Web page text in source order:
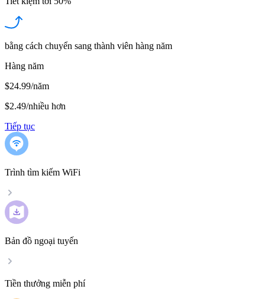
bằng cách chuyển sang thành viên hàng năm
Hàng năm
$24.99/năm
$2.49/nhiều hơn
Tiếp tục
Trình tìm kiếm WiFi
Bản đồ ngoại tuyến
Tiền thưởng miễn phí